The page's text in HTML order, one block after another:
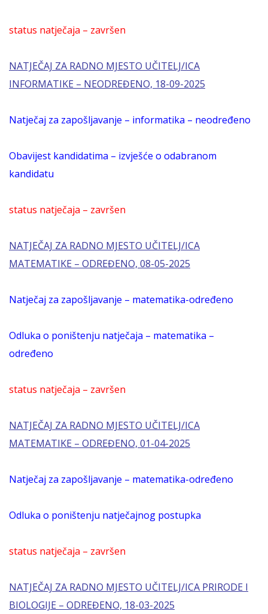
status natječaja – završen
NATJEČAJ ZA RADNO MJESTO UČITELJ/ICA
INFORMATIKE – NEODREĐENO, 18-09-2025
Natječaj za zapošljavanje – informatika – neodređeno
Obavijest kandidatima – izvješće o odabranom
kandidatu
status natječaja – završen
NATJEČAJ ZA RADNO MJESTO UČITELJ/ICA
MATEMATIKE – ODREĐENO, 08-05-2025
Natječaj za zapošljavanje – matematika-određeno
Odluka o poništenju natječaja – matematika –
određeno
status natječaja – završen
NATJEČAJ ZA RADNO MJESTO UČITELJ/ICA
MATEMATIKE – ODREĐENO, 01-04-2025
Natječaj za zapošljavanje – matematika-određeno
Odluka o poništenju natječajnog postupka
status natječaja – završen
NATJEČAJ ZA RADNO MJESTO UČITELJ/ICA PRIRODE I
BIOLOGIJE – ODREĐENO, 18-03-2025